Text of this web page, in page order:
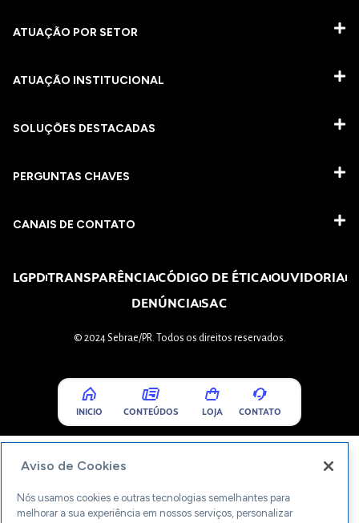
ATUAÇÃO POR SETOR
ATUAÇÃO INSTITUCIONAL
SOLUÇÕES DESTACADAS
PERGUNTAS CHAVES​
CANAIS DE CONTATO
LGPDTRANSPARÊNCIACÓDIGO DE ÉTICAOUVIDORIA
DENÚNCIASAC
© 2024 Sebrae/PR. Todos os direitos reservados.
INICIO CONTEÚDOS LOJA CONTATO
Aviso de Cookies
Nós usamos cookies e outras tecnologias semelhantes para
melhorar a sua experiência em nossos serviços, personalizar